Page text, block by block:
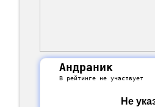
Андраник
В рейтинге не участвует
Не